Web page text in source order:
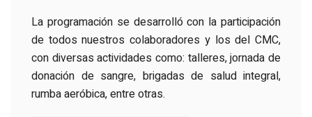
La programación se desarrolló con la participación
de todos nuestros colaboradores y los del CMC,
con diversas actividades como: talleres, jornada de
donación de sangre, brigadas de salud integral,
rumba aeróbica, entre otras.